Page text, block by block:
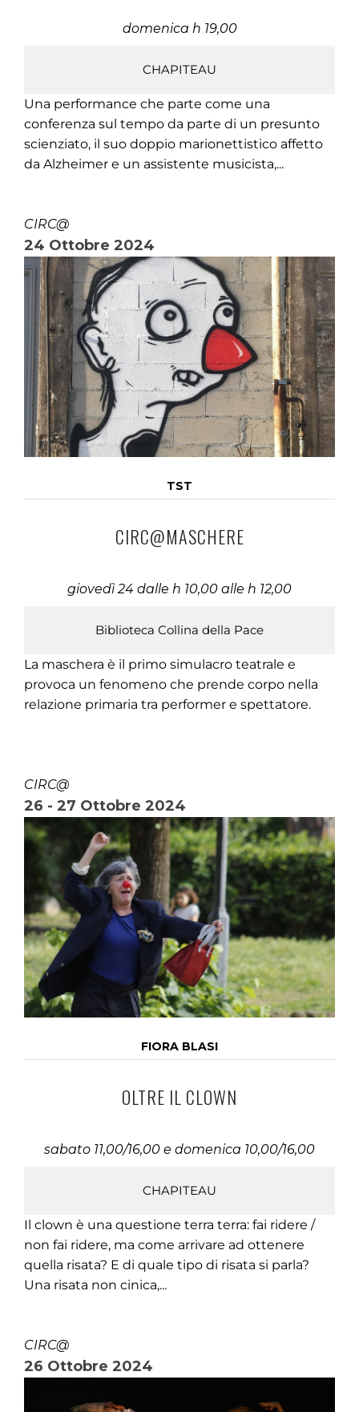
domenica h 19,00
CHAPITEAU
Una performance che parte come una
conferenza sul tempo da parte di un presunto
scienziato, il suo doppio marionettistico affetto
da Alzheimer e un assistente musicista,...
CIRC@
24 Ottobre 2024
TST
CIRC@MASCHERE
giovedì 24 dalle h 10,00 alle h 12,00
Biblioteca Collina della Pace
La maschera è il primo simulacro teatrale e
provoca un fenomeno che prende corpo nella
relazione primaria tra performer e spettatore.
CIRC@
26 - 27 Ottobre 2024
FIORA BLASI
OLTRE IL CLOWN
sabato 11,00/16,00 e domenica 10,00/16,00
CHAPITEAU
Il clown è una questione terra terra: fai ridere /
non fai ridere, ma come arrivare ad ottenere
quella risata? E di quale tipo di risata si parla?
Una risata non cinica,...
CIRC@
26 Ottobre 2024